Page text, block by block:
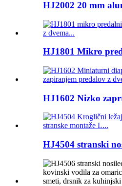
HJ2002 20 mm
HJ1801 Mikro
HJ1602 Nizko
HJ4504 stranski